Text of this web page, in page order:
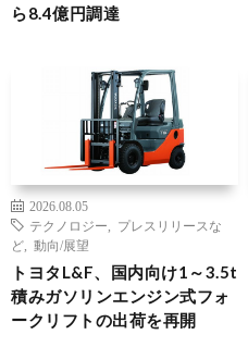
ら8.4億円調達
2026.08.05
テクノロジー
プレスリリースな
ど
動向/展望
トヨタL&F、国内向け1～3.5t
積みガソリンエンジン式フォ
ークリフトの出荷を再開